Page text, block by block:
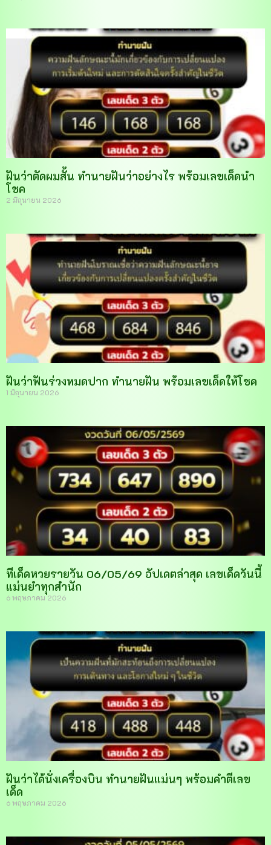
ฝันว่าตัดผมสั้น ทำนายฝันว่าอย่างไร พร้อมเลขเด็ดนำ
โชค
2 มิถุนายน 2026
ฝันว่าฟันร่วงหมดปาก ทำนายฝัน พร้อมเลขเด็ดให้โชค
1 มิถุนายน 2026
ทีเด็ดหวยรายวัน 06/05/69 อัปเดตล่าสุด เลขเด็ดวันนี้
แม่นยำทุกสำนัก
6 พฤษภาคม 2026
ฝันว่าได้นั่งเครื่องบิน ทำนายฝันแม่นๆ พร้อมคำตีเลข
เด็ด
6 พฤษภาคม 2026